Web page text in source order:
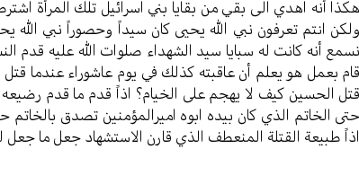
هكذا أنه اهدي الى بقي من بقايا بني اسرائيل تلك المرأة
ولكن انتم تعرفون نبي الله يحيى كان سيداً وحصوراً نبي الله
نسمع أنه كانت له سبايا سيد الشهداء صلوات الله عليه قدم
قام بعمل هو يعلم أن عاقبته كذلك في يوم عاشوراء عندما
قتل الحسين كيف لا يهجم على الخيام؟ اذاً قدم ما قدم
حتى الخاتم الذي كان بيده ابوه اميرالمؤمنين تصدق
اذاً طبيعة القتلة المنعطف الذي قارن الاستشهاد جعل ما